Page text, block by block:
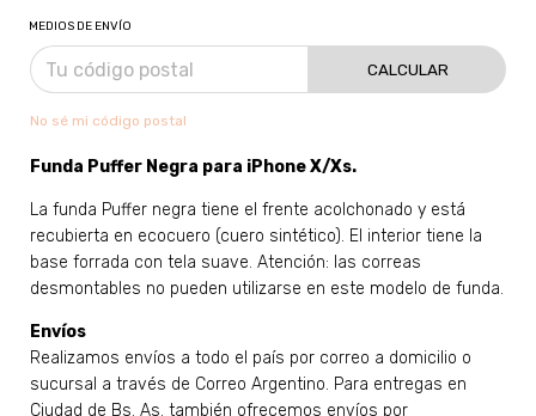
MEDIOS DE ENVÍO
CALCULAR
No sé mi código postal
Funda Puffer Negra para iPhone X/Xs.
La funda Puffer negra tiene el frente acolchonado y está
recubierta en ecocuero (cuero sintético). El interior tiene la
base forrada con tela suave. Atención: las correas
desmontables no pueden utilizarse en este modelo de funda.
Envíos
Realizamos envíos a todo el país por correo a domicilio o
sucursal a través de Correo Argentino. Para entregas en
Ciudad de Bs. As. también ofrecemos envíos por